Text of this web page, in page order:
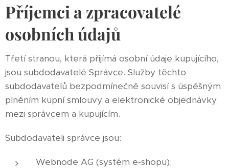
Příjemci a zpracovatelé
osobních údajů
Třetí stranou, která přijímá osobní údaje kupujícího,
jsou subdodavatelé Správce. Služby těchto
subdodavatelů bezpodmínečně souvisí s úspěšným
plněním kupní smlouvy a elektronické objednávky
mezi správcem a kupujícím.
Subdodavateli správce jsou:
Webnode AG (systém e-shopu);